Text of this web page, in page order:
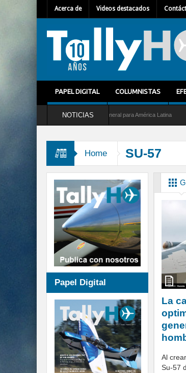
Acerca de Videos destacados
PAPEL DIGITAL COLUMNISTAS
NOTICIAS
Mallet como nuevo Director General para América Latina Thales
Home SU-57
La
Al
Su-57
Papel Digital